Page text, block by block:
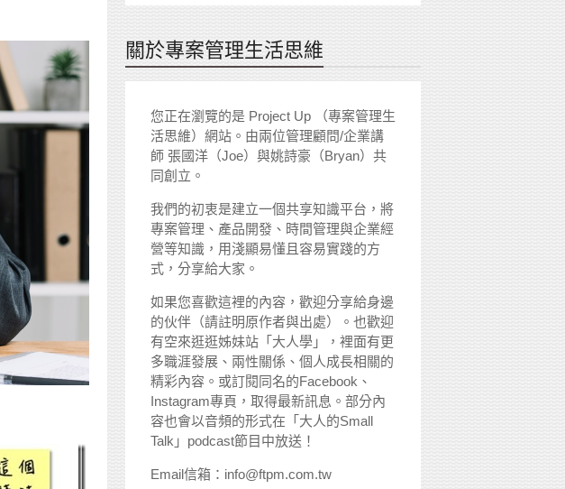
關於專案管理生活思維
您正在瀏覽的是 Project Up （專案管理生
活思維）網站。由兩位管理顧問/企業講
師 張國洋（Joe）與姚詩豪（Bryan）共
同創立。
我們的初衷是建立一個共享知識平台，將
專案管理、產品開發、時間管理與企業經
營等知識，用淺顯易懂且容易實踐的方
式，分享給大家。
如果您喜歡這裡的內容，歡迎分享給身邊
的伙伴（請註明原作者與出處）。也歡迎
有空來逛逛姊妹站「大人學」，裡面有更
多職涯發展、兩性關係、個人成長相關的
精彩內容。或訂閱同名的Facebook、
Instagram專頁，取得最新訊息。部分內
容也會以音頻的形式在「大人的Small
Talk」podcast節目中放送！
Email信箱：info@ftpm.com.tw